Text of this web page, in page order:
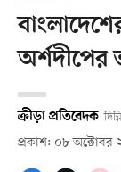
অর্শদীপের
ক্রীড়া প্রতিবেদক
প্রকাশ: ০৮